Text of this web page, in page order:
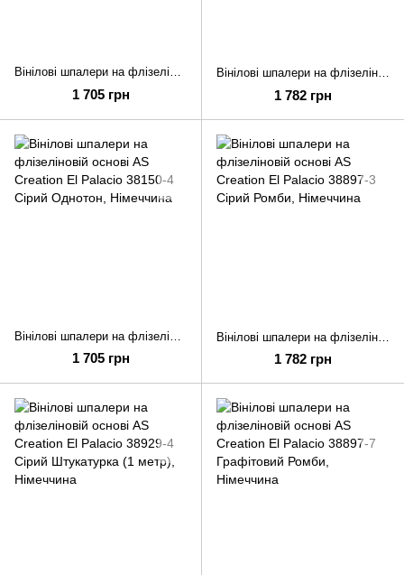
Вінілові шпалери на флізеліновій основі AS Creation El Palacio 38929-5 Білий Штукатурка
1 705 грн
Вінілові шпалери на флізеліновій основі AS Creation El Palacio 38928-6 Графітовий Вензель
1 782 грн
1 705 грн 1 782 грн